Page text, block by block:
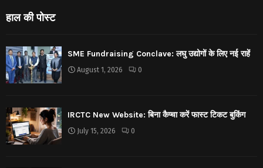
हाल की पोस्ट
SME Fundraising Conclave: लघु उद्योगों के लिए नई राहें
August 1, 2026 0
IRCTC New Website: बिना कैप्चा करें फास्ट टिकट बुकिंग
July 15, 2026 0